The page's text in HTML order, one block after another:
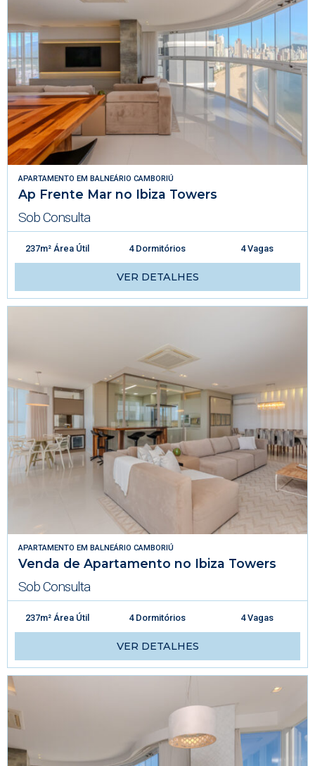
APARTAMENTO EM BALNEÁRIO CAMBORIÚ
Ap Frente Mar no Ibiza Towers
Sob Consulta
237m² Área Útil 4 Dormitórios 4 Vagas
VER DETALHES
APARTAMENTO EM BALNEÁRIO CAMBORIÚ
Venda de Apartamento no Ibiza Towers
Sob Consulta
237m² Área Útil 4 Dormitórios 4 Vagas
VER DETALHES